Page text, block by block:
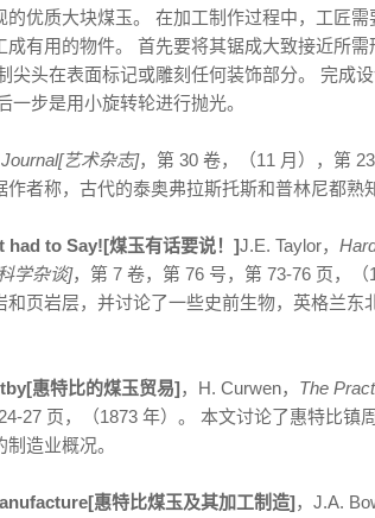
的优质大块煤玉。 在加工制作过程中，工匠
成有用的物件。 首先要将其锯成大致接近所
尖头在表面标记或雕刻任何装饰部分。 完成
一步是用小旋转轮进行抛光。
艺术杂志]，第 30 卷，（11 月），第
者称，古代的泰奥弗拉斯托斯和普林尼都熟
had to Say![煤玉有话要说！]J.E. Taylor，
学杂谈]，第 7 卷，第 76 号，第 73-76 页，
和页岩层，并讨论了一些史前生物，英格兰东
惠特比的煤玉贸易]，H. Curwen， The
27 页，（1873 年）。 本文讨论了惠特比镇
造业概况。
惠特比煤玉及其加工制造]，J.A.